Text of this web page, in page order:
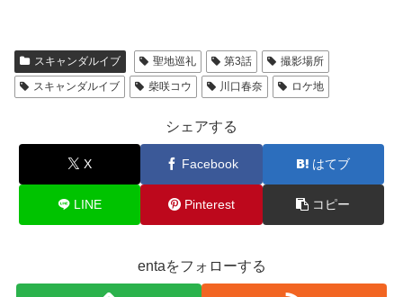
スキャンダルイブ 聖地巡礼 第3話
撮影場所
スキャンダルイブ
柴咲コウ 川口春奈 ロケ地
シェアする
X Facebook はてブ
LINE Pinterest コピー
entaをフォローする